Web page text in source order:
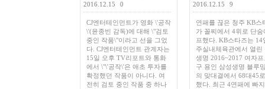
2016.12.15 0
CJ엔터테인먼트가 영화 \'공작
\'(윤종빈 감독)에 대해 \"검토
중인 작품\"이라고 선을 그었
다. CJ엔터테인먼트 관계자는
15일 오후 TV리포트와 통화
에서 \"\'공작\'은 애초 투자를
확정했던 작품이 아니다. 여
전히 검토 중인 작품 중 하나
2016.12.15 9
연패를 끊은 청주 KB스
가 꼴찌에서 4위로 단숨
프했다. KB스타즈는 14
주실내체육관에서 열린
생명 2016~2017 여자
구 용인 삼성생명 블루
의 맞대결에서 68대45
했다. 최근 4연패에 빠